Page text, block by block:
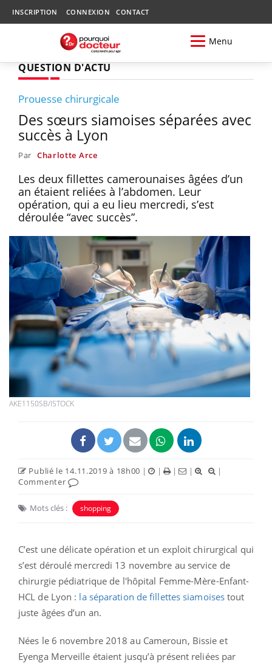
INSCRIPTION CONNEXION CONTACT
Menu
QUESTION D'ACTU
Prouesse chirurgicale
Des sœurs siamoises séparées avec
succès à Lyon
Par Charlotte Arce
Les deux fillettes camerounaises âgées d’un
an étaient reliées à l’abdomen. Leur
opération, qui a eu lieu mercredi, s’est
déroulée “avec succès”.
AKE1150SB/ISTOCK
Publié le 14.11.2019 à 18h00 | | | |
|
Commenter
Mots clés : shopping
C’est une délicate opération et un exploit chirurgical qui
s’est déroulé mercredi 13 novembre au service de
chirurgie pédiatrique de l'hôpital Femme-Mère-Enfant-
HCL de Lyon : la séparation de fillettes siamoises tout
juste âgées d’un an.
Nées le 6 novembre 2018 au Cameroun, Bissie et
Eyenga Merveille étaient jusqu’à présent reliées par